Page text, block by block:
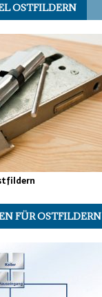
OSTFILDERN
FÜR OSTFILDERN